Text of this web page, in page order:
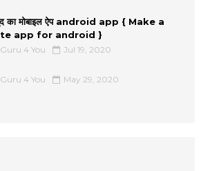
का मोबाइल ऐप android app { Make a
app for android }
4 You Jul 19, 2020
4 You May 29, 2020